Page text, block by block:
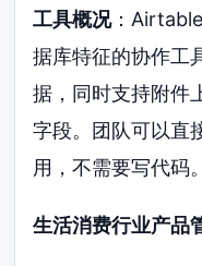
工具概况：
据库特征的协作工
据，同时支持附件
字段。团队可以直
用，不需要写代码。
生活消费行业产品